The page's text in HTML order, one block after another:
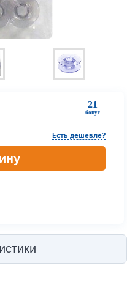
21
бонус
Есть дешевле?